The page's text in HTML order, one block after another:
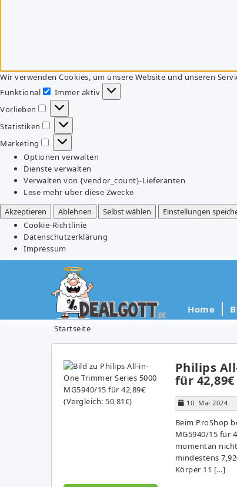
Wir verwenden Cookies, um unsere Website und unseren
Funktional
Funktional
Immer aktiv
Vorlieben
Vorlieben
Statistiken
Statistiken
Marketing
Marketing
Optionen verwalten
Dienste verwalten
Verwalten von {vendor_count}-Lieferanten
Lese mehr über diese Zwecke
Akzeptieren
Ablehnen Selbst wählen Einstellungen
Cookie-Richtlinie
Datenschutzerklärung
Impressum
Home
Startseite
Philips
für
10. Mai 2024
Beim ProShop
MG5940/15 für
momentan
mindestens
Körper 11 […]